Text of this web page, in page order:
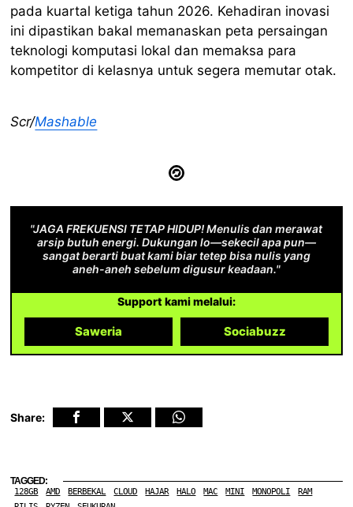
pada kuartal ketiga tahun 2026. Kehadiran inovasi
ini dipastikan bakal memanaskan peta persaingan
teknologi komputasi lokal dan memaksa para
kompetitor di kelasnya untuk segera memutar otak.
Scr/Mashable
"JAGA FREKUENSI TETAP HIDUP! Menulis dan merawat
arsip butuh energi. Dukungan lo—sekecil apa pun—
sangat berarti buat kami biar tetep bisa nulis yang
aneh-aneh sebelum digusur keadaan."
Support kami melalui:
Saweria Sociabuzz
Share:
TAGGED:
128GB AMD BERBEKAL CLOUD HAJAR HALO MAC MINI MONOPOLI
RAM